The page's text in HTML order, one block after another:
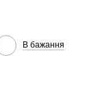
В бажання